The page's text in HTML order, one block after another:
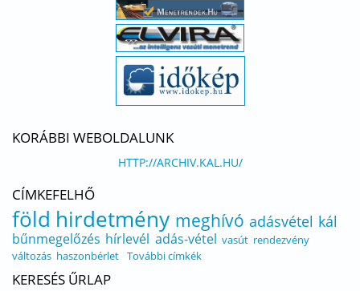
KORÁBBI WEBOLDALUNK
HTTP://ARCHIV.KAL.HU/
CÍMKEFELHŐ
föld hirdetmény meghívó adásvétel kál
bűnmegelőzés hírlevél adás-vétel vasút rendezvény
változás haszonbérlet További címkék
KERESÉS ŰRLAP